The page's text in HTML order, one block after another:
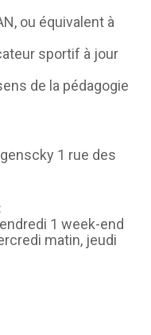
ou équivalent à
sportif à jour
de la pédagogie
1 rue des
1 week-end
matin, jeudi